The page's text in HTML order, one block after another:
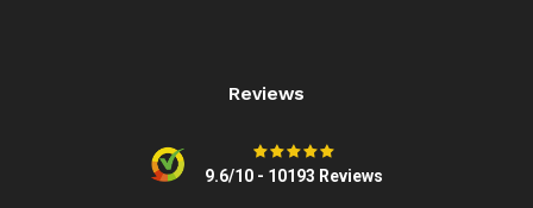
Reviews
9.6/10 - 10193 Reviews